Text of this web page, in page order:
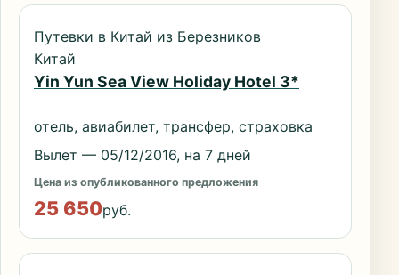
Путевки в Китай из Березников
Китай
Yin Yun Sea View Holiday Hotel 3*
отель, авиабилет, трансфер, страховка
Вылет — 05/12/2016, на 7 дней
Цена из опубликованного предложения
25 650руб.